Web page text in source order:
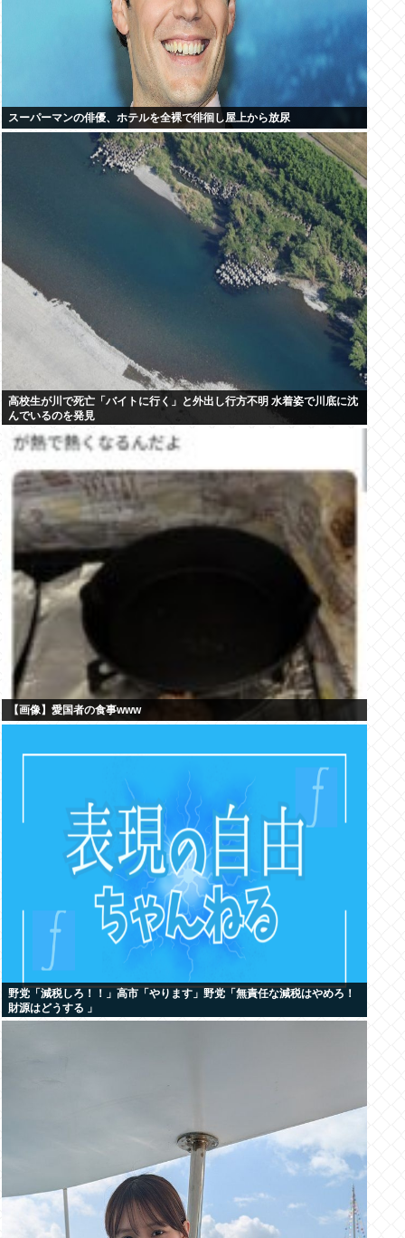
スーパーマンの俳優、ホテルを全裸で徘徊し屋上から放尿
高校生が川で死亡「バイトに行く」と外出し行方不明 水着姿で川底に沈
んでいるのを発見
【画像】愛国者の食事www
野党「減税しろ！！」高市「やります」野党「無責任な減税はやめろ！
財源はどうする 」